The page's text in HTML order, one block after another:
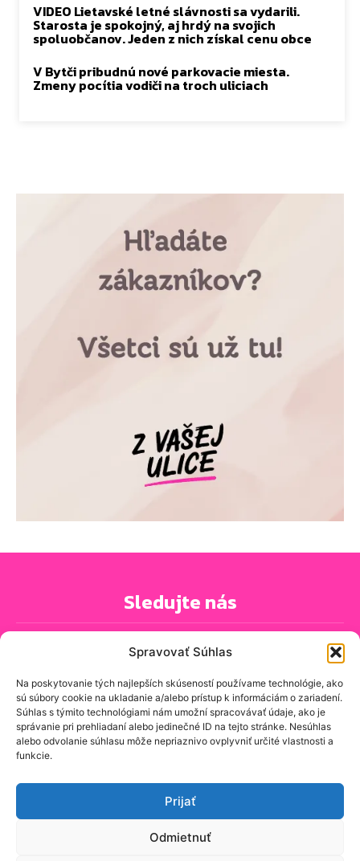
Spravovať Súhlas
Na poskytovanie tých najlepších skúseností používame technológie, ako
sú súbory cookie na ukladanie a/alebo prístup k informáciám o zariadení.
Súhlas s týmito technológiami nám umožní spracovávať údaje, ako je
správanie pri prehliadaní alebo jedinečné ID na tejto stránke. Nesúhlas
alebo odvolanie súhlasu môže nepriaznivo ovplyvniť určité vlastnosti a
funkcie.
Prijať
Odmietnuť
VIDEO Lietavské letné slávnosti sa vydarili.
Starosta je spokojný, aj hrdý na svojich
spoluobčanov. Jeden z nich získal cenu obce
V Bytči pribudnú nové parkovacie miesta.
Zmeny pocítia vodiči na troch uliciach
Sledujte nás
PRIHLÁSIŤ SA K ODBERU NOVINIEK
Kontakt
Zásady ochrany osobných údajov
Zásady používania cookie (EÚ)